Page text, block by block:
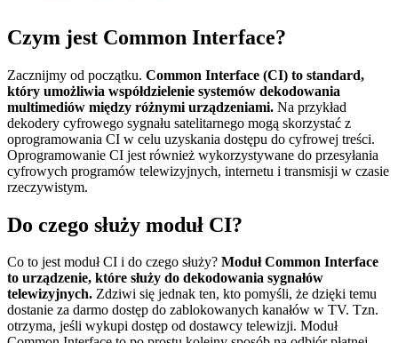
Czym jest Common Interface?
Zacznijmy od początku. Common Interface (CI) to standard,
który umożliwia współdzielenie systemów dekodowania
multimediów między różnymi urządzeniami. Na przykład
dekodery cyfrowego sygnału satelitarnego mogą skorzystać z
oprogramowania CI w celu uzyskania dostępu do cyfrowej treści.
Oprogramowanie CI jest również wykorzystywane do przesyłania
cyfrowych programów telewizyjnych, internetu i transmisji w czasie
rzeczywistym.
Do czego służy moduł CI?
Co to jest moduł CI i do czego służy? Moduł Common Interface
to urządzenie, które służy do dekodowania sygnałów
telewizyjnych. Zdziwi się jednak ten, kto pomyśli, że dzięki temu
dostanie za darmo dostęp do zablokowanych kanałów w TV. Tzn.
otrzyma, jeśli wykupi dostęp od dostawcy telewizji. Moduł